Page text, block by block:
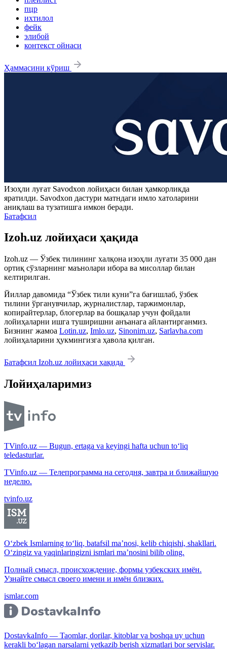
пцр
ихтилол
фейк
элибой
контекст ойнаси
Ҳаммасини кўриш
Изоҳли луғат Savodxon лойиҳаси билан ҳамкорликда
яратилди. Savodxon дастури матндаги имло хатоларини
аниқлаш ва тузатишга имкон беради.
Батафсил
Izoh.uz лойиҳаси ҳақида
Izoh.uz — Ўзбек тилининг халқона изоҳли луғати 35 000 дан
ортиқ сўзларнинг маънолари ибора ва мисоллар билан
келтирилган.
Йиллар давомида “Ўзбек тили куни”га бағишлаб, ўзбек
тилини ўрганувчилар, журналистлар, таржимонлар,
копирайтерлар, блогерлар ва бошқалар учун фойдали
лойиҳаларни ишга туширишни анъанага айлантирганмиз.
Бизнинг жамоа Lotin.uz, Imlo.uz, Sinonim.uz, Sarlavha.com
лойиҳаларини ҳукмингизга ҳавола қилган.
Батафсил Izoh.uz лойиҳаси ҳақида
Лойиҳаларимиз
TVinfo.uz — Bugun, ertaga va keyingi hafta uchun to‘liq
teledasturlar.
TVinfo.uz — Телепрограмма на сегодня, завтра и ближайшую
неделю.
tvinfo.uz
O‘zbek Ismlarning to‘liq, batafsil ma’nosi, kelib chiqishi, shakllari.
O‘zingiz va yaqinlaringizni ismlari ma’nosini bilib oling.
Полный смысл, происхождение, формы узбекских имён.
Узнайте смысл своего имени и имён близких.
ismlar.com
DostavkaInfo — Taomlar, dorilar, kitoblar va boshqa uy uchun
kerakli bo‘lagan narsalarni yetkazib berish xizmatlari bor servislar.